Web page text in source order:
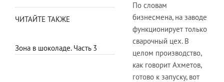
ЧИТАЙТЕ ТАКЖЕ
Зона в шоколаде. Часть 3
По словам
бизнесмена, на заводе
функционирует только
сварочный цех. В
целом производство,
как говорит Ахметов,
готово к запуску, вот